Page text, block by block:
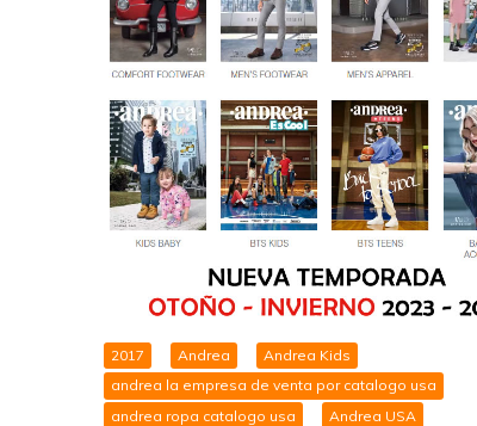
2017 Andrea
Andrea Kids
andrea la empresa de venta por catalogo usa
andrea ropa catalogo usa
Andrea USA